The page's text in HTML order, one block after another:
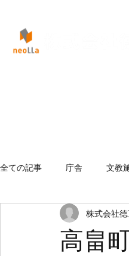
全ての記事 庁舎 文教
高畠
株式会社